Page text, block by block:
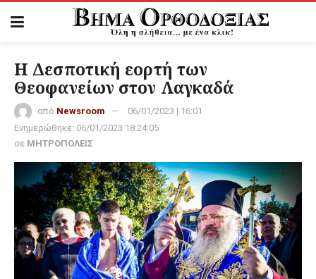
Η Δεσποτική εορτή των
Θεοφανείων στον Λαγκαδά
από Newsroom
06/01/2023 | 16:01
Ενημερώθηκε: 06/01/2023 18:24:05
σε ΜΗΤΡΟΠΟΛΕΙΣ